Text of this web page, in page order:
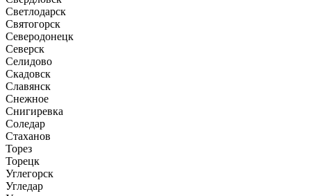
Светлодарск
Святогорск
Северодонецк
Северск
Селидово
Скадовск
Славянск
Снежное
Снигиревка
Соледар
Стаханов
Торез
Торецк
Углегорск
Угледар